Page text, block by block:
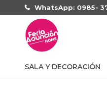
SALA Y DECORACIÓN
WhatsApp: 0985-